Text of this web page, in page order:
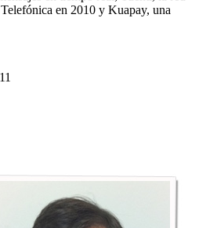
en 2010 y Kuapay, una